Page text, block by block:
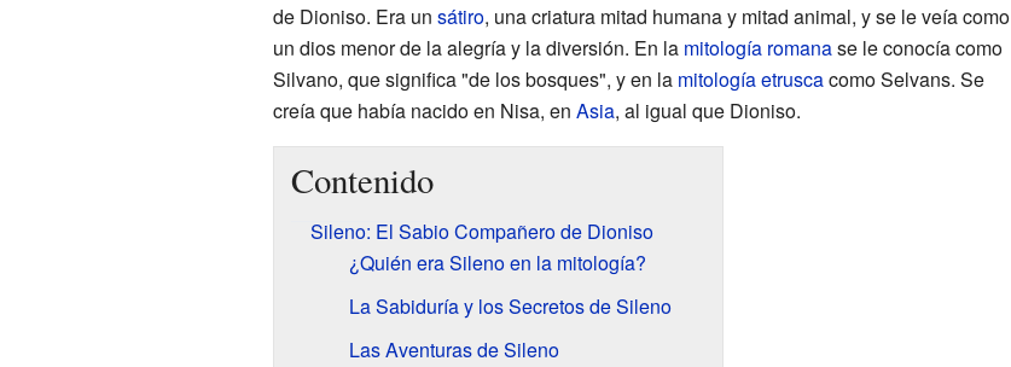
de Dioniso. Era un sátiro, una criatura mitad humana y mitad animal, y se le veía como
un dios menor de la alegría y la diversión. En la mitología romanase le conocía como
Silvano, que significa "de los bosques", y en la mitología etruscacomo Selvans. Se
creía que había nacido en Nisa, en Asia, al igual que Dioniso.
Contenido
Sileno: El Sabio Compañero de Dioniso
¿Quién era Sileno en la mitología?
La Sabiduría y los Secretos de Sileno
Las Aventuras de Sileno